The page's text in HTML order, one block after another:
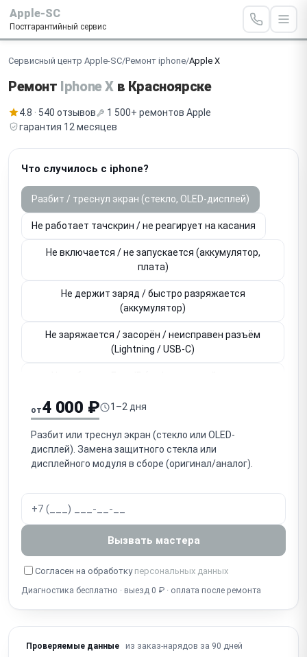
Apple-SC
Постгарантийный сервис
Сервисный центр Apple-SC/Ремонт iphone/Apple X
Ремонт Iphone X в Красноярске
4.8 · 540 отзывов
1 500+ ремонтов Apple
гарантия 12 месяцев
Что случилось с iphone?
Разбит / треснул экран (стекло, OLED-дисплей)
Не работает тачскрин / не реагирует на касания
Не включается / не запускается (аккумулятор,
плата)
Не держит заряд / быстро разряжается
(аккумулятор)
Не заряжается / засорён / неисправен разъём
(Lightning / USB-C)
Не работает Touch ID / кнопка Home (привязана к
плате)
Не работает основная / фронтальная камера
Нет громкого звука / не работает громкоговоритель
(speaker)
Собеседник не слышит / не работает микрофон
Попадание воды / окисление (несмотря на IP-
защиту)
от4 000 ₽ 1–2 дня
Разбит или треснул экран (стекло или OLED-
дисплей). Замена защитного стекла или
дисплейного модуля в сборе (оригинал/аналог).
Вызвать мастера
Согласен на обработку персональных данных
Диагностика бесплатно · выезд 0 ₽ · оплата после ремонта
Проверяемые данные из заказ-нарядов за 90 дней